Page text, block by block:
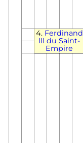
4. Ferdinand
III du Saint-
Empire